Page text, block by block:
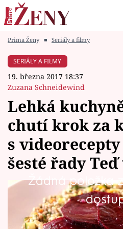
Módní alarm
Témata
Celebrity
Vztahy
Seriály
Prima Ženy ■ Seriály a filmy
SERIÁLY A FILMY
19. března 2017 18:37
Zuzana Schneidewind
Lehká
chutí krok za
s
šesté řady
Žádná položka
Pokud jste nestihli
školy vaření Zdeňka
pusťte si ho celý hned v